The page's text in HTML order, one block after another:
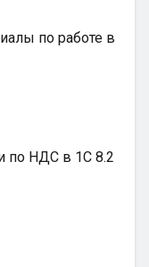
по работе в
по НДС в 1С 8.2